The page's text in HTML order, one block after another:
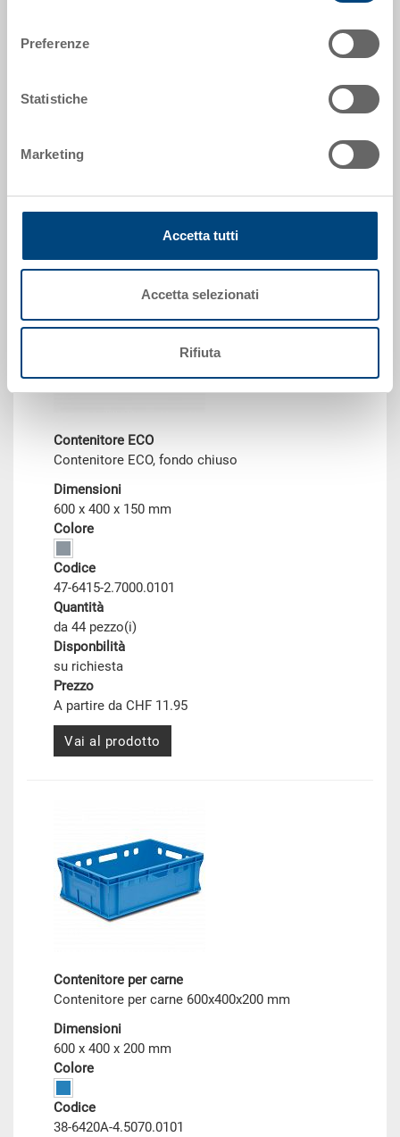
Preferenze
Statistiche
Marketing
Accetta tutti
Accetta selezionati
Rifiuta
47-6415-3.7000.0101
Disponbilità
Prezzo
A partire da CHF 11.95
Vai al prodotto
Contenitore ECO
Contenitore ECO, fondo chiuso
Dimensioni
600 x 400 x 150 mm
Colore
Codice
47-6415-2.7000.0101
Quantità
da 44 pezzo(i)
Disponbilità
su richiesta
Prezzo
A partire da CHF 11.95
Vai al prodotto
Contenitore per carne
Contenitore per carne 600x400x200 mm
Dimensioni
600 x 400 x 200 mm
Colore
Codice
38-6420A-4.5070.0101